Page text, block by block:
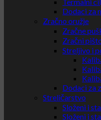
Dodaci za
Zračno oružje
Zračne
Zračni
Streljivo i
Dodaci za
Streličarstvo
Složeni i
Složeni i